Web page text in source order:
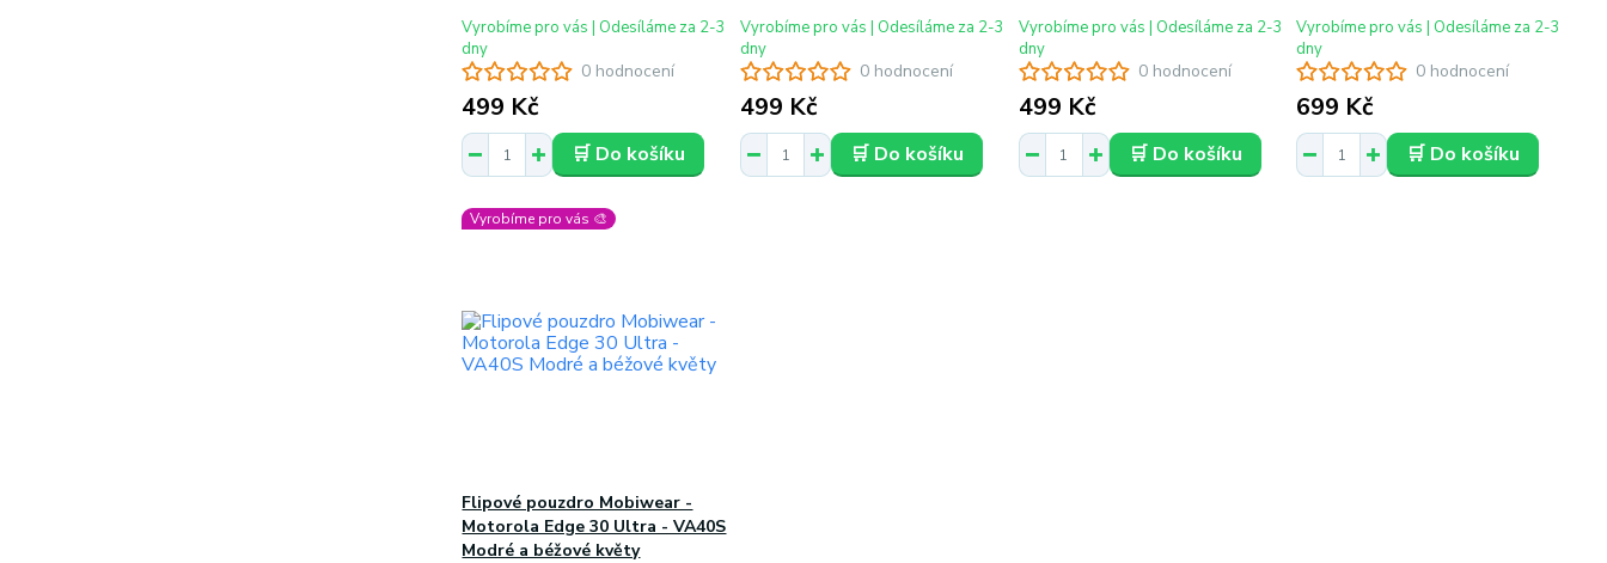
0 hodnocení
499 Kč
Vyrobíme pro vás | Odesíláme za 2-3
dny
🛒 Do košíku
0 hodnocení
499 Kč
Vyrobíme pro vás | Odesíláme za 2-3
dny
🛒 Do košíku
0 hodnocení
499 Kč
Vyrobíme pro vás | Odesíláme za 2-3
dny
🛒 Do košíku
0 hodnocení
699 Kč
Vyrobíme pro vás | Odesíláme za 2-3
dny
🛒 Do košíku
Vyrobíme pro vás 🎨
Flipové pouzdro Mobiwear -
Motorola Edge 30 Ultra - VA40S
Modré a béžové květy